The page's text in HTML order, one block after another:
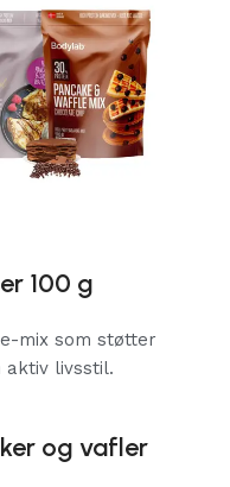
100 g
mix som støtter
aktiv livsstil.
og vafler